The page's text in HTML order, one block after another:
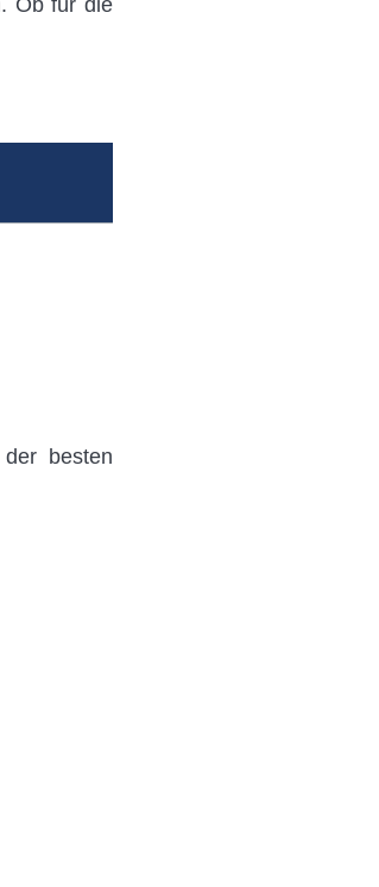
besten